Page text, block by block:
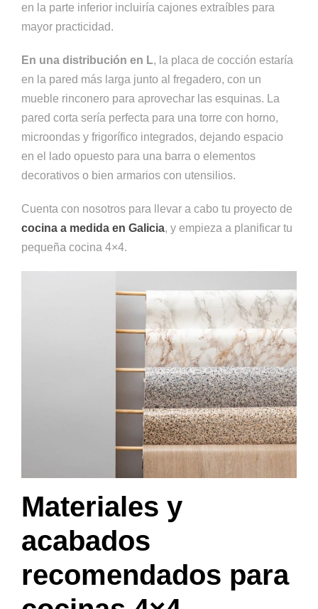
en la parte inferior incluiría cajones extraíbles para
mayor practicidad.
En una distribución en L, la placa de cocción estaría
en la pared más larga junto al fregadero, con un
mueble rinconero para aprovechar las esquinas. La
pared corta sería perfecta para una torre con horno,
microondas y frigorífico integrados, dejando espacio
en el lado opuesto para una barra o elementos
decorativos o bien armarios con utensilios.
Cuenta con nosotros para llevar a cabo tu proyecto de
cocina a medida en Galicia, y empieza a planificar tu
pequeña cocina 4×4.
Materiales y
acabados
recomendados para